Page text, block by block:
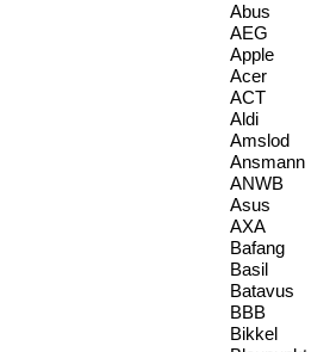
Abus
AEG
Apple
Acer
ACT
Aldi
Amslod
Ansmann
ANWB
Asus
AXA
Bafang
Basil
Batavus
BBB
Bikkel